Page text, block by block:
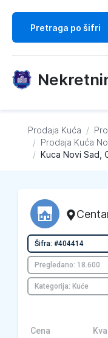
Prodaja Kuća /
/ Prodaja Kuća
/ Kuca Novi Sad,
Šifra: #404414
Pregledano: 18.600
Kategorija: Kuće
Cena